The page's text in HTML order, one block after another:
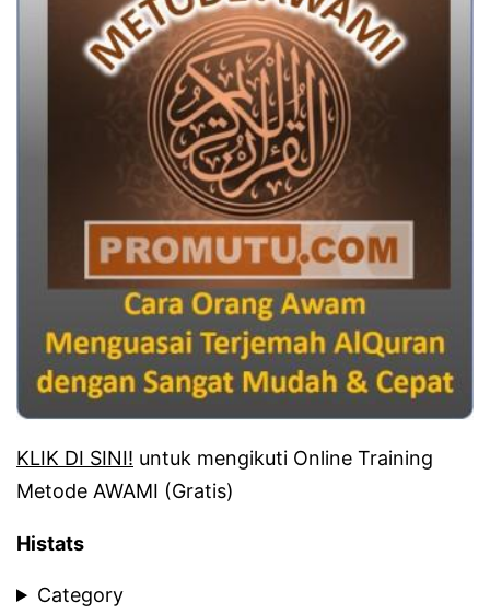
KLIK DI SINI! untuk mengikuti Online Training
Metode AWAMI (Gratis)
Histats
Category